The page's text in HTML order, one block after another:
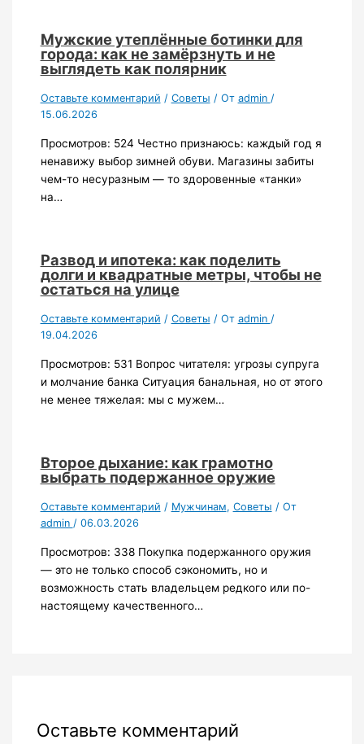
Мужские утеплённые ботинки для
города: как не замёрзнуть и не
выглядеть как полярник
Оставьте комментарий / Советы / От admin /
15.06.2026
Просмотров: 524 Честно признаюсь: каждый год я
ненавижу выбор зимней обуви. Магазины забиты
чем-то несуразным — то здоровенные «танки»
на…
Развод и ипотека: как поделить
долги и квадратные метры, чтобы не
остаться на улице
Оставьте комментарий / Советы / От admin /
19.04.2026
Просмотров: 531 Вопрос читателя: угрозы супруга
и молчание банка Ситуация банальная, но от этого
не менее тяжелая: мы с мужем…
Второе дыхание: как грамотно
выбрать подержанное оружие
Оставьте комментарий / Мужчинам, Советы / От
admin / 06.03.2026
Просмотров: 338 Покупка подержанного оружия
— это не только способ сэкономить, но и
возможность стать владельцем редкого или по-
настоящему качественного…
Оставьте комментарий